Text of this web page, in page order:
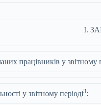
І.
працівників у звітному
у звітному періоді3: